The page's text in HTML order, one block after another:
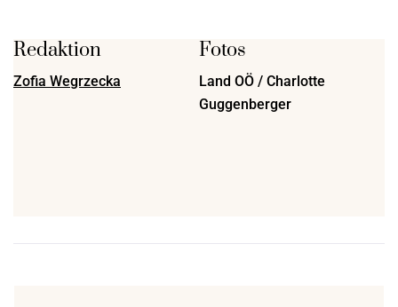
Redaktion
Zofia Wegrzecka
Fotos
Land OÖ / Charlotte
Guggenberger